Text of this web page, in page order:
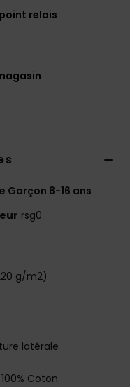
relais
Garçon 8-16 ans
rsg0
g/m2)
latérale
Coton